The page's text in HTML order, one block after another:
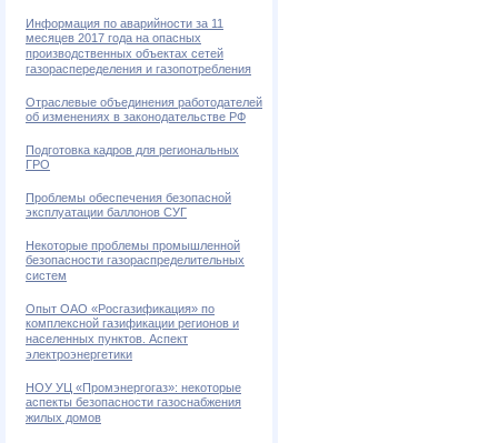
Информация по аварийности за 11
месяцев 2017 года на опасных
производственных объектах сетей
газораспеределения и газопотребления
Отраслевые объединения работодателей
об изменениях в законодательстве РФ
Подготовка кадров для региональных
ГРО
Проблемы обеспечения безопасной
эксплуатации баллонов СУГ
Некоторые проблемы промышленной
безопасности газораспределительных
систем
Опыт ОАО «Росгазификация» по
комплексной газификации регионов и
населенных пунктов. Аспект
электроэнергетики
НОУ УЦ «Промэнергогаз»: некоторые
аспекты безопасности газоснабжения
жилых домов